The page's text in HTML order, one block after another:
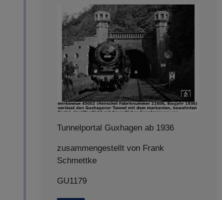
Tunnelportal Guxhagen ab 1936
zusammengestellt von Frank
Schmettke
GU1179